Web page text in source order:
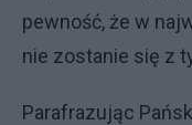
pewność, że w
nie zostanie się z
Parafrazując